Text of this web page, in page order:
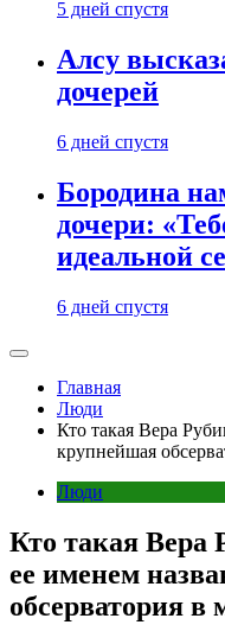
5 дней спустя
Алсу
дочерей
6 дней спустя
Бородина
дочери:
идеальной
6 дней спустя
Главная
Люди
Кто такая Вера
крупнейшая
Люди
Кто такая Вера
ее именем
обсерватория в